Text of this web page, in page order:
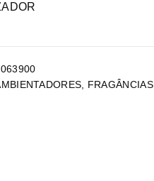
063900
FRAGÂNCIAS